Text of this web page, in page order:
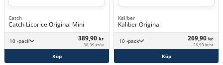
Catch
Catch Licorice Original Mini
10 -pack 389,90 kr
38,99 kr/st
Köp
Kaliber
Kaliber Original
10 -pack 269,90 kr
26,99 kr/st
Köp